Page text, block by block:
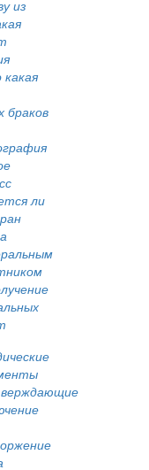
браков
ли